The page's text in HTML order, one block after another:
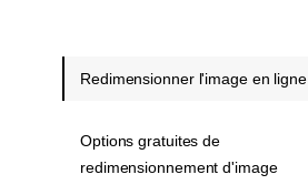
Redimensionner l'image en ligne
Options gratuites de
redimensionnement d'image